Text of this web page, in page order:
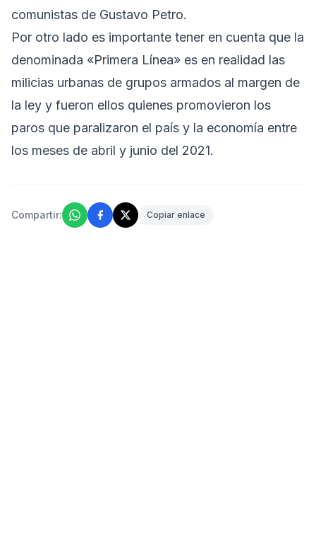
comunistas de Gustavo Petro.
Por otro lado es importante tener en cuenta que la
denominada «Primera Línea» es en realidad las
milicias urbanas de grupos armados al margen de
la ley y fueron ellos quienes promovieron los
paros que paralizaron el país y la economía entre
los meses de abril y junio del 2021.
Compartir: Copiar enlace